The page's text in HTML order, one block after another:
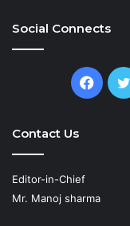
Social Connects
Contact Us
Editor-in-Chief
Mr. Manoj sharma